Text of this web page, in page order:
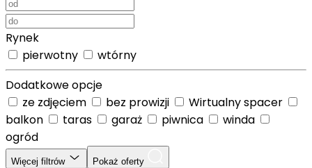
Rynek
pierwotny
wtórny
Dodatkowe opcje
ze zdjęciem
bez prowizji
Wirtualny spacer
balkon
taras garaż piwnica
winda
ogród
Więcej filtrów Pokaż oferty